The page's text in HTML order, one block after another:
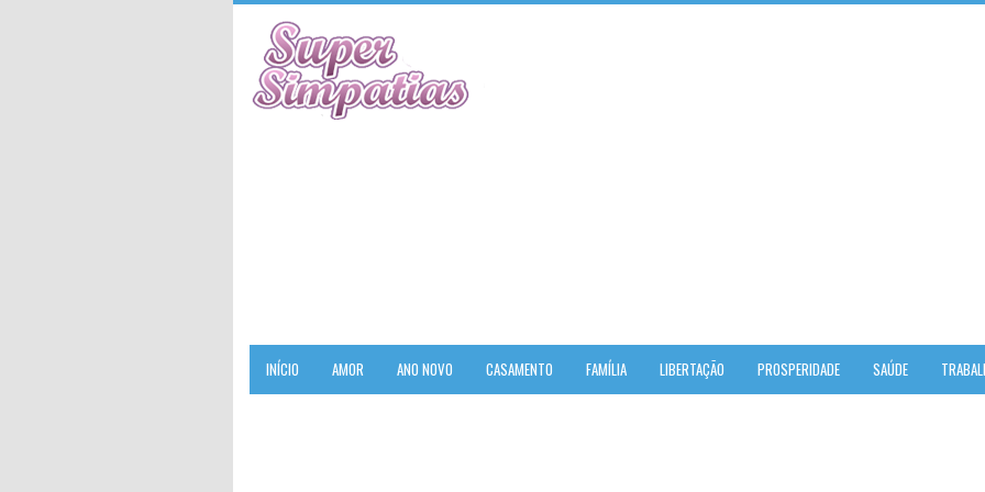
INÍCIO AMOR ANO NOVO CASAMENTO FAMÍLIA LIBERTAÇÃO PROSPERIDADE SAÚDE